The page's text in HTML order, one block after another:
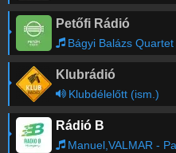
Régebbi
Petőfi Rádió
Bágyi Balázs
Klubrádió
Klubdélelőtt (ism.)
Rádió B
Manuel,VALMAR -